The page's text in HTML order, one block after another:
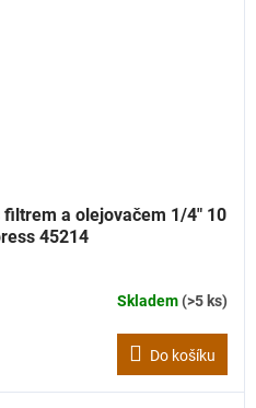
a olejovačem 1/4" 10
45214
Skladem(>5 ks)
Do košíku